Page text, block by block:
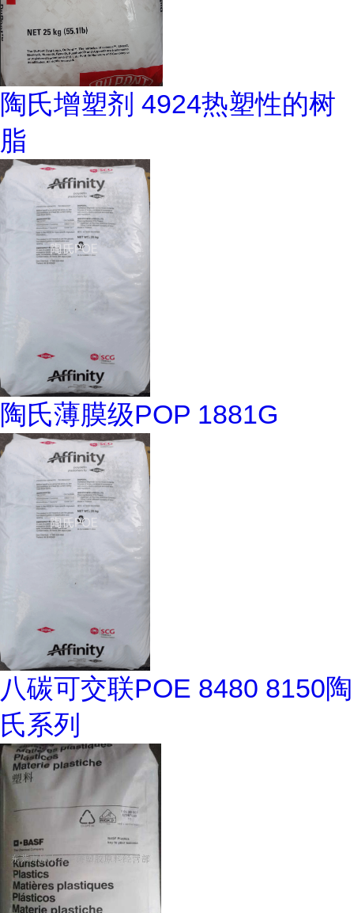
陶氏增塑剂 4924热塑性的树
脂
陶氏薄膜级POP 1881G
八碳可交联POE 8480 8150陶
氏系列